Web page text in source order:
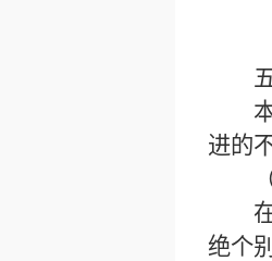
五
本
进的
（
在
绝个